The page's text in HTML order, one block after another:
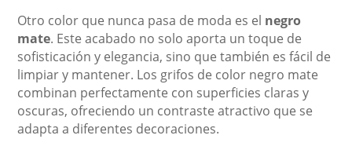
Otro color que nunca pasa de moda es el negro
mate. Este acabado no solo aporta un toque de
sofisticación y elegancia, sino que también es fácil de
limpiar y mantener. Los grifos de color negro mate
combinan perfectamente con superficies claras y
oscuras, ofreciendo un contraste atractivo que se
adapta a diferentes decoraciones.